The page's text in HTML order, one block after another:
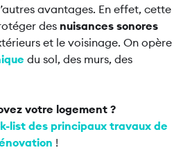
avantages. En effet, cette
des nuisances sonores
et le voisinage. On opère
du sol, des murs, des
votre logement ?
list des principaux travaux de
!